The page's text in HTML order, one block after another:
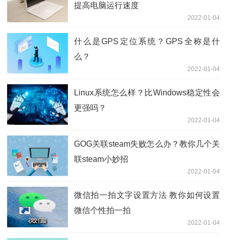
提高电脑运行速度
2022-01-04
什么是GPS定位系统？GPS全称是什
么？
2022-01-04
Linux系统怎么样？比Windows稳定性会
更强吗？
2022-01-04
GOG关联steam失败怎么办？教你几个关
联steam小妙招
2022-01-04
微信拍一拍文字设置方法 教你如何设置
微信个性拍一拍
2022-01-04